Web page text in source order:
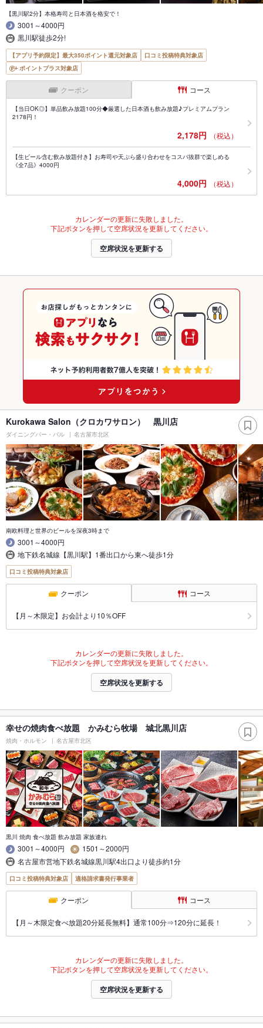
【黒川駅2分】本格寿司と日本酒を格安で！
3001～4000円
黒川駅徒歩2分!
【アプリ予約限定】最大350ポイント還元対象店
口コミ投稿特典対象店
ポイントプラス対象店
クーポン コース
【当日OK◎】単品飲み放題100分◆厳選した日本酒も飲み放題♪プレミアムプラン
2178円！
2,178円 （税込）
【生ビール含む飲み放題付き】お寿司や天ぷら盛り合わせをコスパ抜群で楽しめる
《全7品》4000円
4,000円 （税込）
カレンダーの更新に失敗しました。
下記ボタンを押して空席状況を更新してください。
空席状況を更新する
Kurokawa Salon（クロカワサロン） 黒川店
ダイニングバー・バル 名古屋市北区
南欧料理と世界のビールを深夜3時まで
3001～4000円
地下鉄名城線【黒川駅】1番出口から東へ徒歩1分
口コミ投稿特典対象店
クーポン コース
【月～木限定】お会計より10％OFF
カレンダーの更新に失敗しました。
下記ボタンを押して空席状況を更新してください。
空席状況を更新する
幸せの焼肉食べ放題 かみむら牧場 城北黒川店
焼肉・ホルモン 名古屋市北区
黒川 焼肉 食べ放題 飲み放題 家族連れ
3001～4000円
1501～2000円
名古屋市営地下鉄名城線黒川駅4出口より徒歩約1分
口コミ投稿特典対象店 適格請求書発行事業者
クーポン コース
【月～木限定食べ放題20分延長無料】通常100分⇒120分に延長！
カレンダーの更新に失敗しました。
下記ボタンを押して空席状況を更新してください。
空席状況を更新する